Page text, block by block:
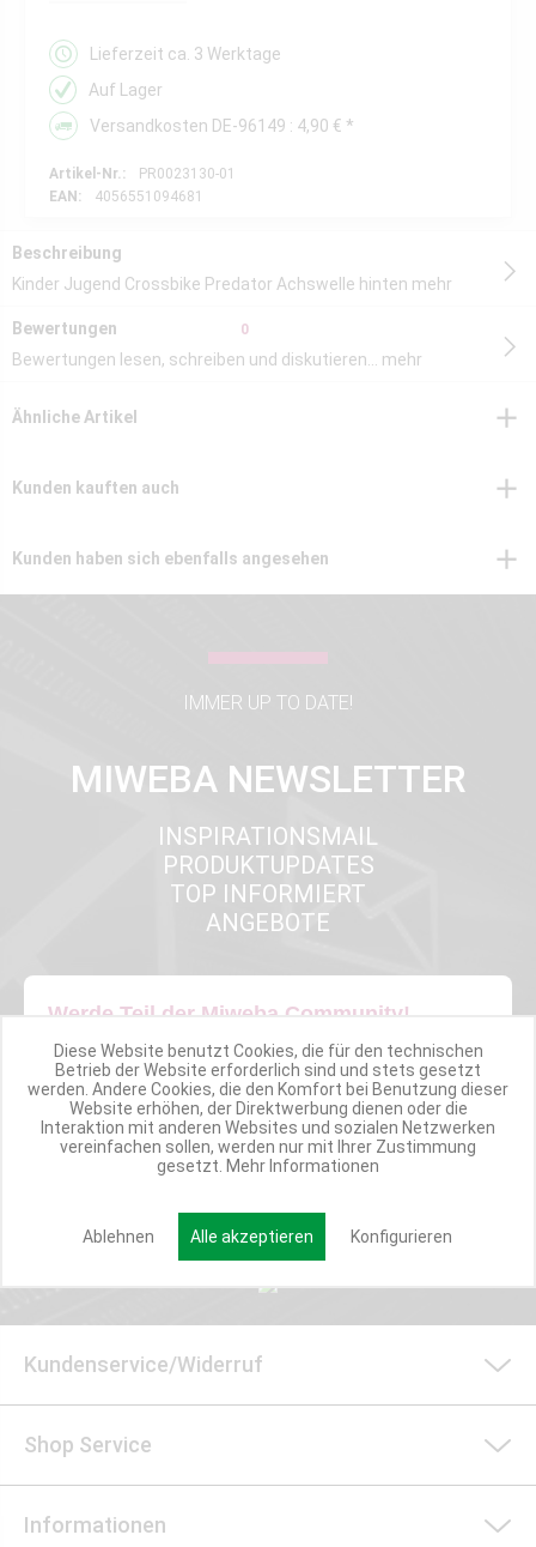
Lieferzeit ca. 3 Werktage
Auf Lager
Versandkosten DE-96149 : 4,90 € *
Artikel-Nr.:
PR0023130-01
EAN:
4056551094681
Beschreibung
Kinder Jugend Crossbike Predator Achswelle hinten mehr
Bewertungen 0
Bewertungen lesen, schreiben und diskutieren... mehr
Ähnliche Artikel
Kunden kauften auch
Kunden haben sich ebenfalls angesehen
IMMER UP TO DATE!
MIWEBA NEWSLETTER
INSPIRATIONSMAIL
PRODUKTUPDATES
TOP INFORMIERT
ANGEBOTE
Werde Teil der Miweba Community!
Verpasse nie wieder exklusive Newsletter-Rabatte und Aktionen
E-MAIL*
Anmelden
Kundenservice/Widerruf
Shop Service
Informationen
Diese Website benutzt Cookies, die für den technischen
Betrieb der Website erforderlich sind und stets gesetzt
werden. Andere Cookies, die den Komfort bei Benutzung dieser
Website erhöhen, der Direktwerbung dienen oder die
Interaktion mit anderen Websites und sozialen Netzwerken
vereinfachen sollen, werden nur mit Ihrer Zustimmung
gesetzt. Mehr Informationen
Ablehnen Alle akzeptieren Konfigurieren